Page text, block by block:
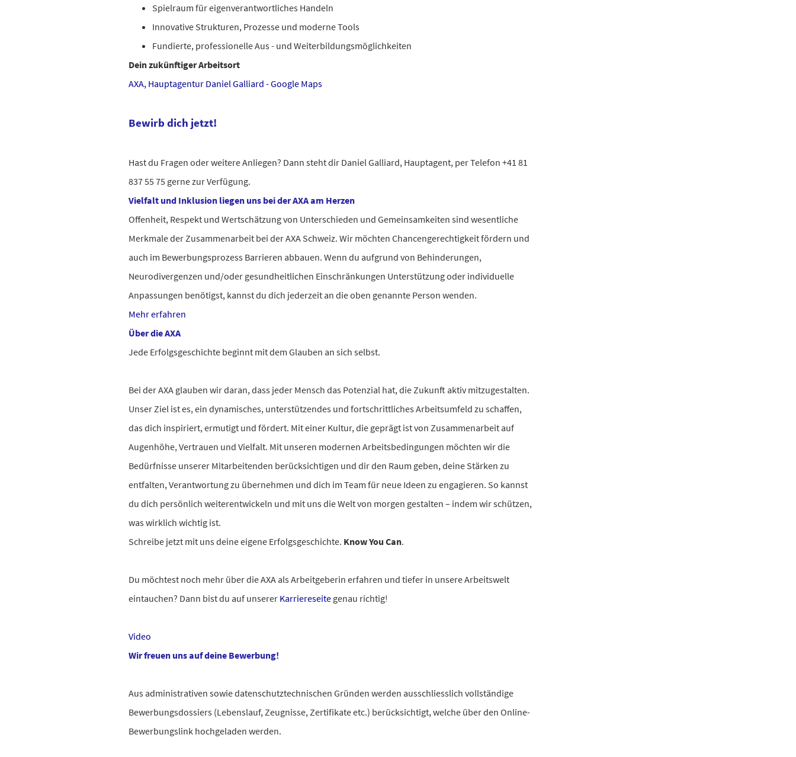
Spielraum für eigenverantwortliches Handeln
Innovative Strukturen, Prozesse und moderne Tools
Fundierte, professionelle Aus - und Weiterbildungsmöglichkeiten
Dein zukünftiger Arbeitsort
AXA, Hauptagentur Daniel Galliard - Google Maps
Bewirb dich jetzt!
Hast du Fragen oder weitere Anliegen? Dann steht dir Daniel Galliard, Hauptagent, per Telefon +41 81
837 55 75 gerne zur Verfügung.
Vielfalt und Inklusion liegen uns bei der AXA am Herzen
Offenheit, Respekt und Wertschätzung von Unterschieden und Gemeinsamkeiten sind wesentliche
Merkmale der Zusammenarbeit bei der AXA Schweiz. Wir möchten Chancengerechtigkeit fördern und
auch im Bewerbungsprozess Barrieren abbauen. Wenn du aufgrund von Behinderungen,
Neurodivergenzen und/oder gesundheitlichen Einschränkungen Unterstützung oder individuelle
Anpassungen benötigst, kannst du dich jederzeit an die oben genannte Person wenden.
Mehr erfahren
Über die AXA
Jede Erfolgsgeschichte beginnt mit dem Glauben an sich selbst.
Bei der AXA glauben wir daran, dass jeder Mensch das Potenzial hat, die Zukunft aktiv mitzugestalten.
Unser Ziel ist es, ein dynamisches, unterstützendes und fortschrittliches Arbeitsumfeld zu schaffen,
das dich inspiriert, ermutigt und fördert. Mit einer Kultur, die geprägt ist von Zusammenarbeit auf
Augenhöhe, Vertrauen und Vielfalt. Mit unseren modernen Arbeitsbedingungen möchten wir die
Bedürfnisse unserer Mitarbeitenden berücksichtigen und dir den Raum geben, deine Stärken zu
entfalten, Verantwortung zu übernehmen und dich im Team für neue Ideen zu engagieren. So kannst
du dich persönlich weiterentwickeln und mit uns die Welt von morgen gestalten – indem wir schützen,
was wirklich wichtig ist.
Schreibe jetzt mit uns deine eigene Erfolgsgeschichte. Know You Can.
Du möchtest noch mehr über die AXA als Arbeitgeberin erfahren und tiefer in unsere Arbeitswelt
eintauchen? Dann bist du auf unserer Karriereseite genau richtig!
Video
Wir freuen uns auf deine Bewerbung!
Aus administrativen sowie datenschutztechnischen Gründen werden ausschliesslich vollständige
Bewerbungsdossiers (Lebenslauf, Zeugnisse, Zertifikate etc.) berücksichtigt, welche über den Online-
Bewerbungslink hochgeladen werden.